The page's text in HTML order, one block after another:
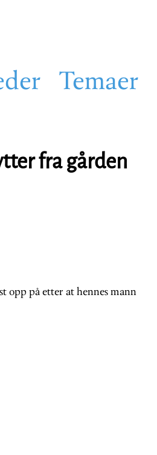
Temaer
fra gården
opp på etter at hennes mann